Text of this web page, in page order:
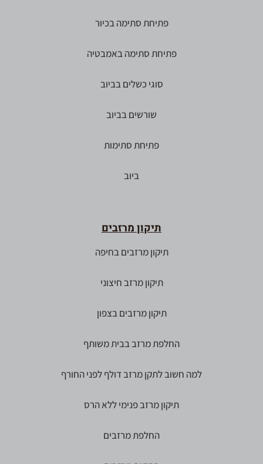
פתיחת סתימה בכיור
פתיחת סתימה באמבטיה
סוגי כשלים בביוב
שורשים בביוב
פתיחת סתימות
ביוב
תיקון מרזבים
תיקון מרזבים בחיפה
תיקון מרזב חיצוני
תיקון מרזבים בצפון
החלפת מרזב בבית משותף
למה חשוב לתקן מרזב דולף לפני החורף
תיקון מרזב פנימי ללא הרס
החלפת מרזבים